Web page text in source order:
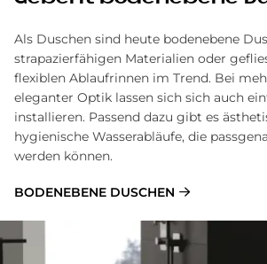
Als Duschen sind heute bodenebene
strapazierfähigen Materialien oder
flexiblen Ablaufrinnen im Trend. Bei
eleganter Optik lassen sich sich auch
installieren. Passend dazu gibt es
hygienische Wasserabläufe, die
werden können.
BODENEBENE DUSCHEN